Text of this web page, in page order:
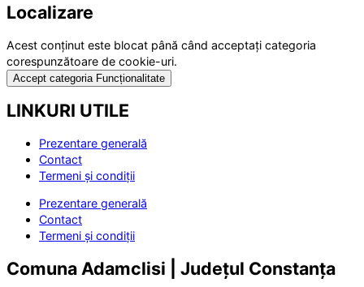
Localizare
Acest conținut este blocat până când acceptați categoria
corespunzătoare de cookie-uri.
Accept categoria Funcționalitate
LINKURI UTILE
Prezentare generală
Contact
Termeni și condiții
Prezentare generală
Contact
Termeni și condiții
Comuna Adamclisi | Județul Constanța